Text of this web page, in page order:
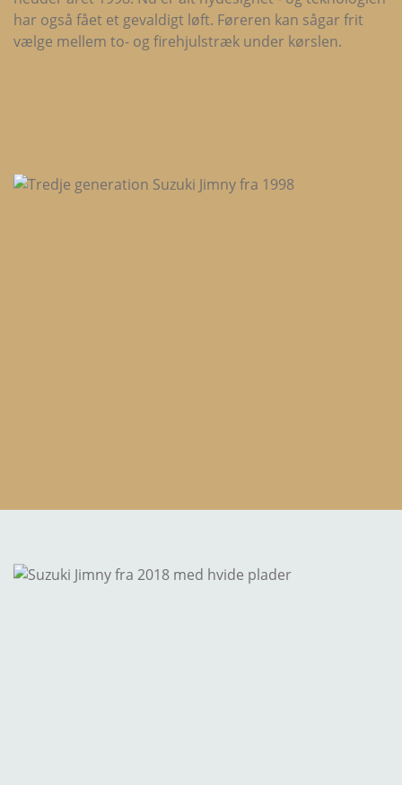
har også fået et gevaldigt løft. Føreren kan sågar frit
vælge mellem to- og firehjulstræk under kørslen.